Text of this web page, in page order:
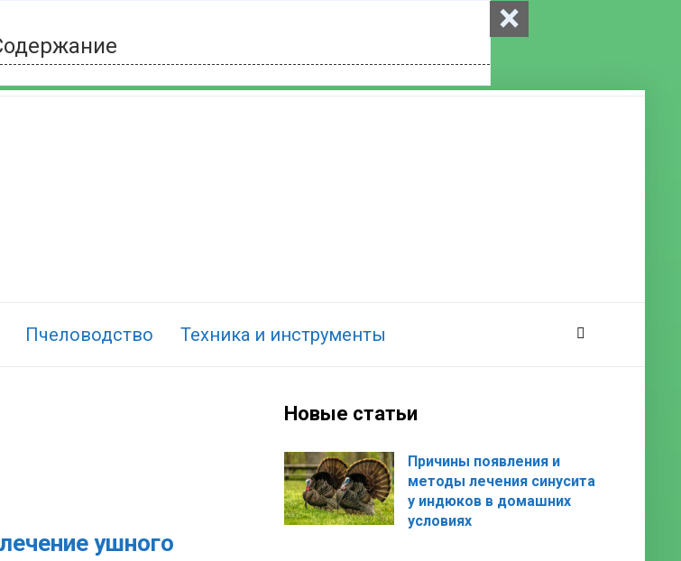
Пчеловодство Техника и инструменты
ушного
Новые статьи
Причины появления и
методы лечения синусита
у индюков в домашних
условиях
×